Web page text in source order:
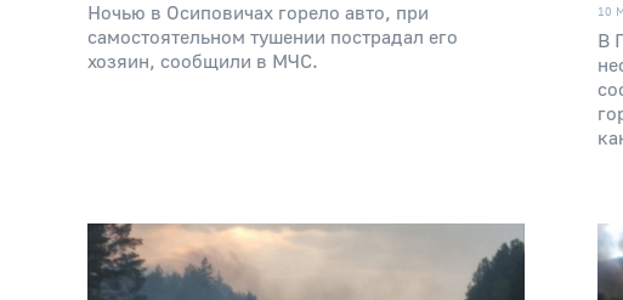
Ночью в Осиповичах горело авто, при
самостоятельном тушении пострадал его
хозяин, сообщили в МЧС.
10
В